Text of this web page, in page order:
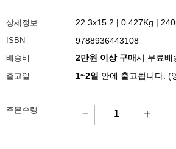
상세정보 22.3x15.2 | 0.427Kg |
ISBN 9788936443108
배송비 2만원 이상 구매시 무료배
출고일 1~2일 안에 출고됩니다. (
주문수량 － ＋